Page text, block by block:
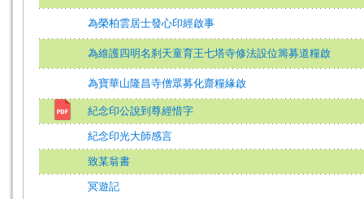
為榮柏雲居士發心印經啟事
為維護四明名刹天童育王七塔寺修法設位籌募道糧啟
為寶華山隆昌寺僧眾募化齋糧緣啟
紀念印公說到尊經惜字
紀念印光大師感言
致某翁書
冥遊記